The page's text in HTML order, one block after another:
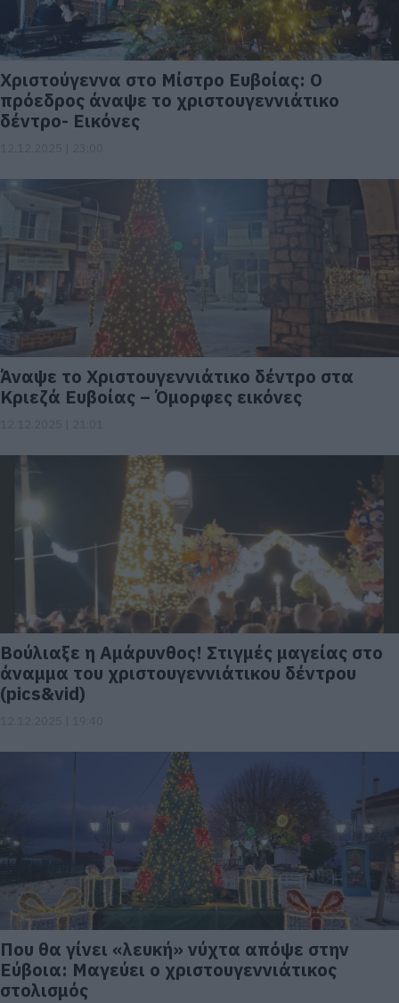
Χριστούγεννα στο Μίστρο Ευβοίας: Ο
πρόεδρος άναψε το χριστουγεννιάτικο
δέντρο- Εικόνες
Άναψε το Χριστουγεννιάτικο δέντρο στα
Κριεζά Ευβοίας – Όμορφες εικόνες
Βούλιαξε η Αμάρυνθος! Στιγμές μαγείας στο
άναμμα του χριστουγεννιάτικου δέντρου
(pics&vid)
Που θα γίνει «λευκή» νύχτα απόψε στην
Εύβοια: Μαγεύει ο χριστουγεννιάτικος
στολισμός